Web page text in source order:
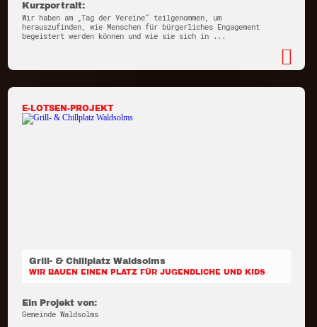
Kurzportrait:
Wir haben am „Tag der Vereine“ teilgenommen, um
herauszufinden, wie Menschen für bürgerliches Engagement
begeistert werden können und wie sie sich in ...
E-LOTSEN-PROJEKT
Grill- & Chillplatz Waldsolms
WIR BAUEN EINEN PLATZ FÜR JUGENDLICHE UND KIDS
Ein Projekt von:
Gemeinde Waldsolms